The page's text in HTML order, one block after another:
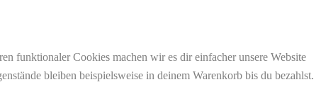
funktionaler Cookies machen wir es dir einfacher unsere Website
bleiben beispielsweise in deinem Warenkorb bis du bezahlst.